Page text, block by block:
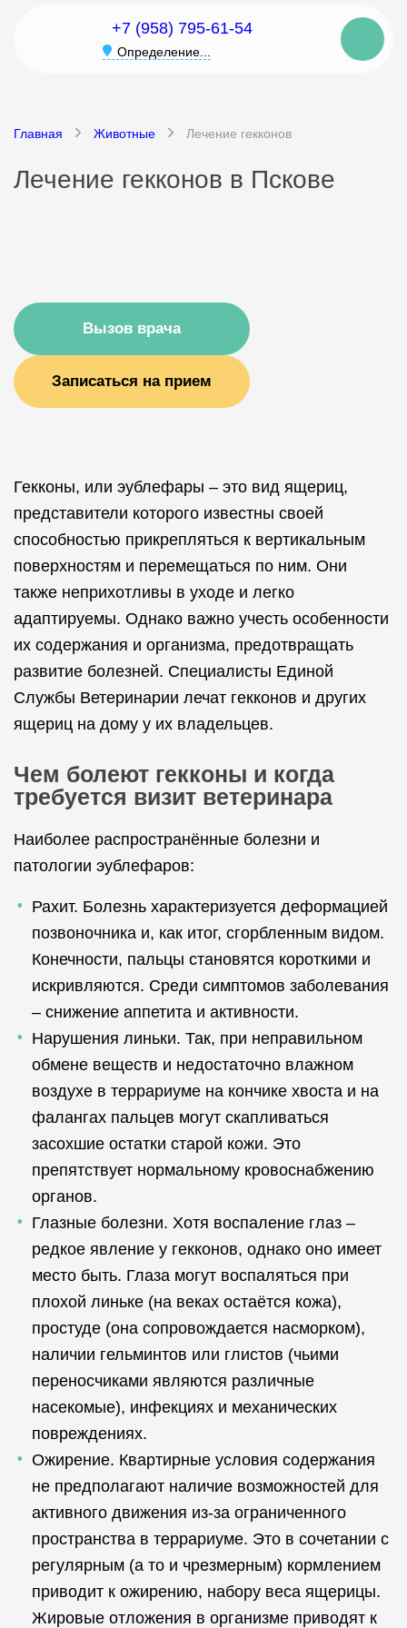
+7 (958) 795-61-54
Определение...
Главная Животные Лечение гекконов
Лечение гекконов в Пскове
Вызов врача
Записаться на прием
Гекконы, или эублефары – это вид ящериц,
представители которого известны своей
способностью прикрепляться к вертикальным
поверхностям и перемещаться по ним. Они
также неприхотливы в уходе и легко
адаптируемы. Однако важно учесть особенности
их содержания и организма, предотвращать
развитие болезней. Специалисты Единой
Службы Ветеринарии лечат гекконов и других
ящериц на дому у их владельцев.
Чем болеют гекконы и когда
требуется визит ветеринара
Наиболее распространённые болезни и
патологии эублефаров:
Рахит. Болезнь характеризуется деформацией
позвоночника и, как итог, сгорбленным видом.
Конечности, пальцы становятся короткими и
искривляются. Среди симптомов заболевания
– снижение аппетита и активности.
Нарушения линьки. Так, при неправильном
обмене веществ и недостаточно влажном
воздухе в террариуме на кончике хвоста и на
фалангах пальцев могут скапливаться
засохшие остатки старой кожи. Это
препятствует нормальному кровоснабжению
органов.
Глазные болезни. Хотя воспаление глаз –
редкое явление у гекконов, однако оно имеет
место быть. Глаза могут воспаляться при
плохой линьке (на веках остаётся кожа),
простуде (она сопровождается насморком),
наличии гельминтов или глистов (чьими
переносчиками являются различные
насекомые), инфекциях и механических
повреждениях.
Ожирение. Квартирные условия содержания
не предполагают наличие возможностей для
активного движения из-за ограниченного
пространства в террариуме. Это в сочетании с
регулярным (а то и чрезмерным) кормлением
приводит к ожирению, набору веса ящерицы.
Жировые отложения в организме приводят к